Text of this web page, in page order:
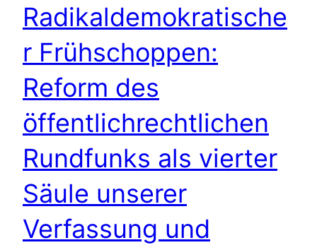
Radikaldemokratische
r Frühschoppen:
Reform des
öffentlichrechtlichen
Rundfunks als vierter
Säule unserer
Verfassung und